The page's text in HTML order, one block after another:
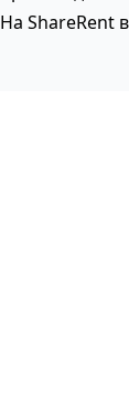
На ShareRent